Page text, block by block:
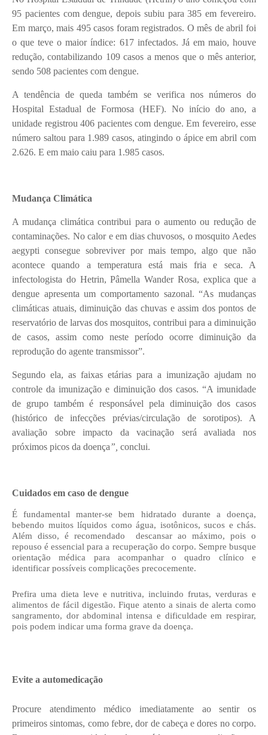
95 pacientes com dengue, depois subiu para 385 em fevereiro.
Em março, mais 495 casos foram registrados. O mês de abril foi
o que teve o maior índice: 617 infectados. Já em maio, houve
redução, contabilizando 109 casos a menos que o mês anterior,
sendo 508 pacientes com dengue.
A tendência de queda também se verifica nos números do
Hospital Estadual de Formosa (HEF). No início do ano, a
unidade registrou 406 pacientes com dengue. Em fevereiro, esse
número saltou para 1.989 casos, atingindo o ápice em abril com
2.626. E em maio caiu para 1.985 casos.
Mudança Climática
A mudança climática contribui para o aumento ou redução de
contaminações. No calor e em dias chuvosos, o mosquito Aedes
aegypti consegue sobreviver por mais tempo, algo que não
acontece quando a temperatura está mais fria e seca. A
infectologista do Hetrin, Pâmella Wander Rosa, explica que a
dengue apresenta um comportamento sazonal. “As mudanças
climáticas atuais, diminuição das chuvas e assim dos pontos de
reservatório de larvas dos mosquitos, contribui para a diminuição
de casos, assim como neste período ocorre diminuição da
reprodução do agente transmissor”.
Segundo ela, as faixas etárias para a imunização ajudam no
controle da imunização e diminuição dos casos. “A imunidade
de grupo também é responsável pela diminuição dos casos
(histórico de infecções prévias/circulação de sorotipos). A
avaliação sobre
impacto da vacinação será avaliada nos
próximos picos da doença”, conclui.
Cuidados em caso de dengue
É fundamental manter-se bem hidratado durante a doença,
bebendo muitos líquidos como água, isotônicos, sucos e chás.
Além disso, é recomendado descansar ao máximo, pois o
repouso é essencial para a recuperação do corpo. Sempre busque
orientação médica para acompanhar o quadro clínico e
identificar possíveis complicações precocemente.
Prefira uma dieta leve e nutritiva, incluindo frutas, verduras e
alimentos de fácil digestão. Fique atento a sinais de alerta como
sangramento, dor abdominal intensa e dificuldade em respirar,
pois podem indicar uma forma grave da doença.
Evite a automedicação
Procure atendimento médico imediatamente ao sentir os
primeiros sintomas, como febre, dor de cabeça e dores no corpo.